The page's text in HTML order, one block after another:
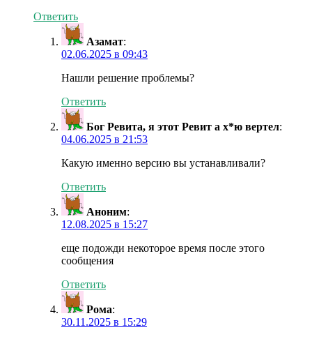
Ответить
Азамат:
02.06.2025 в 09:43
Нашли решение проблемы?
Ответить
Бог Ревита, я этот Ревит а х*ю вертел:
04.06.2025 в 21:53
Какую именно версию вы устанавливали?
Ответить
Аноним:
12.08.2025 в 15:27
еще подожди некоторое время после этого
сообщения
Ответить
Рома:
30.11.2025 в 15:29